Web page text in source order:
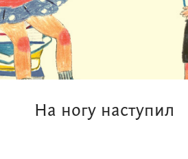
На ногу наступил